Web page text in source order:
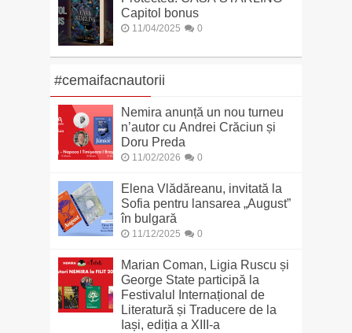
Capitol bonus
11/04/2025 0
#cemaifacnautorii
Nemira anunță un nou turneu
n’autor cu Andrei Crăciun și
Doru Preda
11/02/2026 0
Elena Vlădăreanu, invitată la
Sofia pentru lansarea „August”
în bulgară
11/12/2025 0
Marian Coman, Ligia Ruscu și
George State participă la
Festivalul Internațional de
Literatură și Traducere de la
Iași, ediția a XIII-a